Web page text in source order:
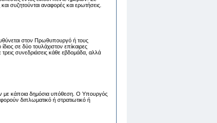
συζητούνται αναφορές και ερωτήσεις.
στον Πρωθυπουργό ή τους
σε δύο τουλάχιστον επίκαιρες
συνεδριάσεις κάθε εβδομάδα, αλλά
με κάποια δημόσια υπόθεση. Ο Υπουργός
διπλωματικό ή στρατιωτικό ή